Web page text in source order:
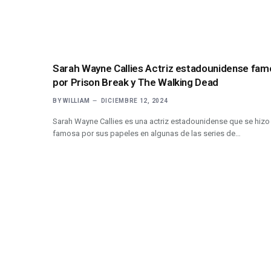
Sarah Wayne Callies Actriz estadounidense
por Prison Break y The Walking Dead
BY WILLIAM DICIEMBRE 12, 2024
Sarah Wayne Callies es una actriz estadounidense que se hizo
famosa por sus papeles en algunas de las series de…